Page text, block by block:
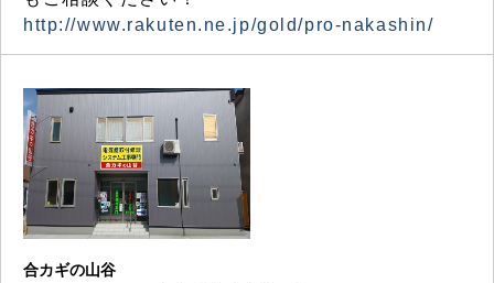
http://www.rakuten.ne.jp/gold/pro-nakashin/
合カギの山谷